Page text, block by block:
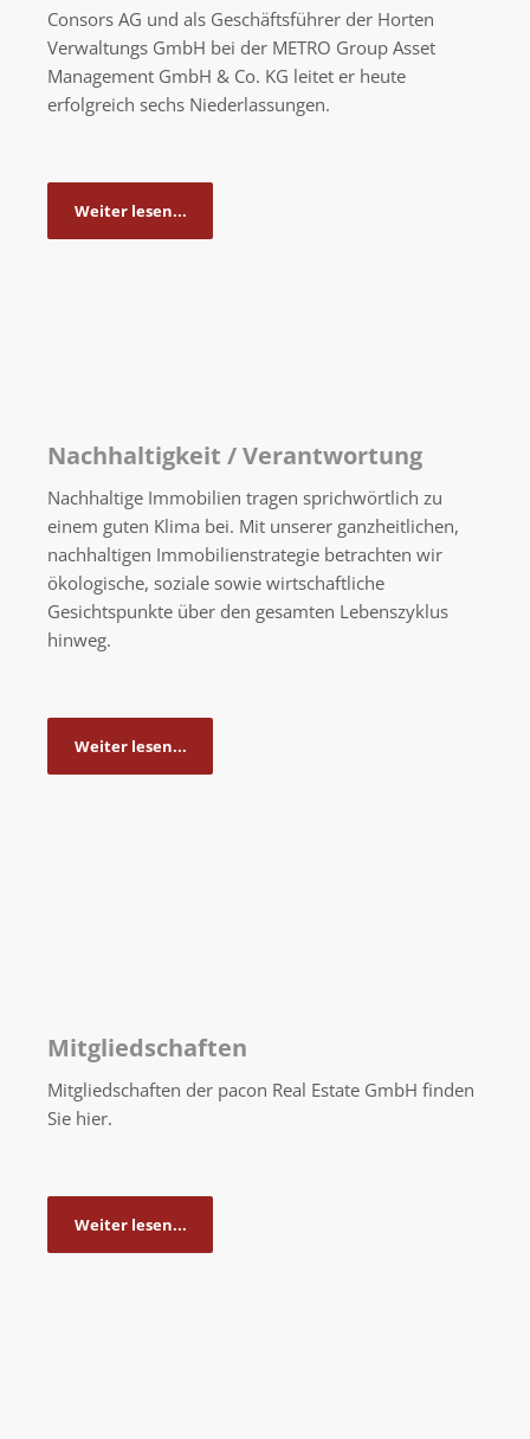
Consors AG und als Geschäftsführer der Horten
Verwaltungs GmbH bei der METRO Group Asset
Management GmbH & Co. KG leitet er heute
erfolgreich sechs Niederlassungen.
Weiter lesen...
Nachhaltigkeit / Verantwortung
Nachhaltige Immobilien tragen sprichwörtlich zu
einem guten Klima bei. Mit unserer ganzheitlichen,
nachhaltigen Immobilienstrategie betrachten wir
ökologische, soziale sowie wirtschaftliche
Gesichtspunkte über den gesamten Lebenszyklus
hinweg.
Weiter lesen...
Mitgliedschaften
Mitgliedschaften der pacon Real Estate GmbH finden
Sie hier.
Weiter lesen...